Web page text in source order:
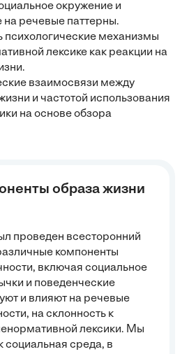
окружение и
речевые паттерны.
психологические механизмы
лексике как реакции на
взаимосвязи между
и частотой использования
на основе обзора
образа жизни
проведен всесторонний
компоненты
включая социальное
и поведенческие
и влияют на речевые
на склонность к
лексики. Мы
социальная среда, в